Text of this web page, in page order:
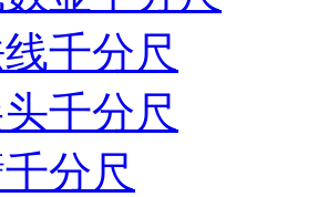
千分尺
千分尺
分尺